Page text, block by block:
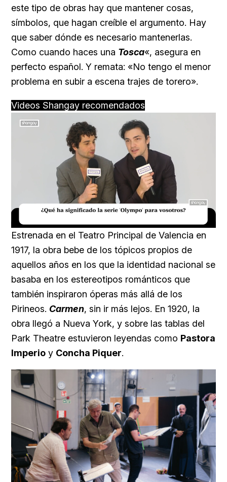
este tipo de obras hay que mantener cosas,
símbolos, que hagan creíble el argumento. Hay
que saber dónde es necesario mantenerlas.
Como cuando haces una Tosca«, asegura en
perfecto español. Y remata: «No tengo el menor
problema en subir a escena trajes de torero».
Videos Shangay recomendados
16.54%
Estrenada en el Teatro Principal de Valencia en
1917, la obra bebe de los tópicos propios de
aquellos años en los que la identidad nacional se
basaba en los estereotipos románticos que
también inspiraron óperas más allá de los
Pirineos. Carmen, sin ir más lejos. En 1920, la
obra llegó a Nueva York, y sobre las tablas del
Park Theatre estuvieron leyendas como Pastora
Imperio y Concha Piquer.